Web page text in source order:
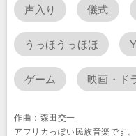
声入り 儀式
うっほうっほほ
ゲーム 映画・ド
作曲：森田交一
アフリカっぽい民族音楽です